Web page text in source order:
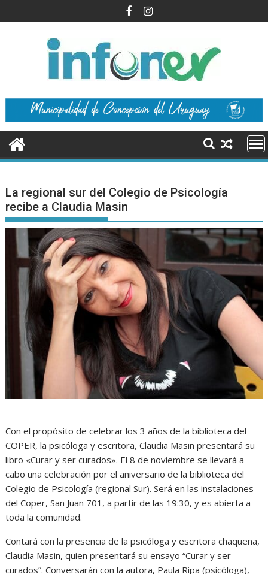
al
La regional sur del Colegio de Psicología
recibe a Claudia Masin
Con el propósito de celebrar los 3 años de la biblioteca del
COPER, la psicóloga y escritora, Claudia Masin presentará su
libro «Curar y ser curados». El 8 de noviembre se llevará a
cabo una celebración por el aniversario de la biblioteca del
Colegio de Psicología (regional Sur). Será en las instalaciones
del Coper, San Juan 701, a partir de las 19:30, y es abierta a
toda la comunidad.
Contará con la presencia de la psicóloga y escritora chaqueña,
Claudia Masin, quien presentará su ensayo “Curar y ser
curados”. Conversarán con la autora, Paula Ripa (psicóloga),